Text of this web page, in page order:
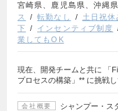
宮崎県、鹿児島県、沖縄県
ス
転勤なし 土日祝休
下
インセンティブ制度
業してもOK
現在、開発チームと共に 「
プロセスの構築」** に挑戦
会社概要
シャンプー・ス